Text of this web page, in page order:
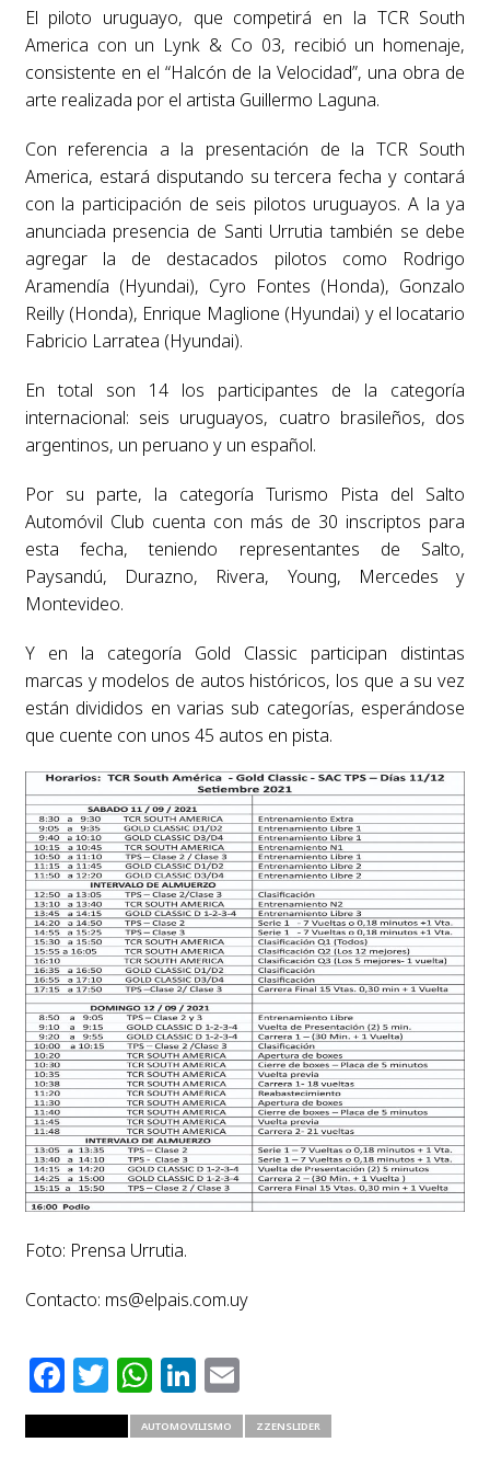
El piloto uruguayo, que competirá en la TCR South
America con un Lynk & Co 03, recibió un homenaje,
consistente en el “Halcón de la Velocidad”, una obra de
arte realizada por el artista Guillermo Laguna.
Con referencia a la presentación de la TCR South
America, estará disputando su tercera fecha y contará
con la participación de seis pilotos uruguayos. A la ya
anunciada presencia de Santi Urrutia también se debe
agregar la de destacados pilotos como Rodrigo
Aramendía (Hyundai), Cyro Fontes (Honda), Gonzalo
Reilly (Honda), Enrique Maglione (Hyundai) y el locatario
Fabricio Larratea (Hyundai).
En total son 14 los participantes de la categoría
internacional: seis uruguayos, cuatro brasileños, dos
argentinos, un peruano y un español.
Por su parte, la categoría Turismo Pista del Salto
Automóvil Club cuenta con más de 30 inscriptos para
esta fecha, teniendo representantes de Salto,
Paysandú, Durazno, Rivera, Young, Mercedes y
Montevideo.
Y en la categoría Gold Classic participan distintas
marcas y modelos de autos históricos, los que a su vez
están divididos en varias sub categorías, esperándose
que cuente con unos 45 autos en pista.
Foto: Prensa Urrutia.
Contacto: ms@elpais.com.uy
Facebook
Twitter
WhatsApp
LinkedIn
Email
AUTOMOVILISMO ZZENSLIDER